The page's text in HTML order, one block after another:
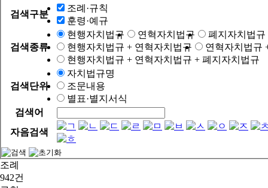
검색구분
조례·규칙
훈령·예규
검색종류
현행자치법규 연혁자치법규
폐지자치법규
현행자치법규 + 연혁자치법규
연혁자치법규
현행자치법규 + 연혁자치법규 + 폐지자치법규
검색단위
자치법규명
조문내용
별표·별지서식
검색어
자음검색
조례
942건